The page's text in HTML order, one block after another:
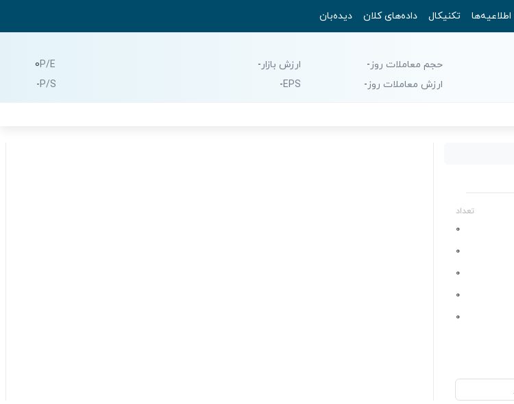
اطلاعیه‌ها تکنیکال داده‌های کلان دیده‌بان
حجم معاملات روز-
ارزش معاملات روز-
ارزش بازار-
EPS
-
P/E
0
P/S
-
تعداد
0
0
0
0
0